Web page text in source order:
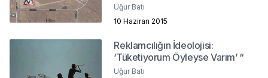
Uğur Batı
10 Haziran 2015
Reklamcılığın İdeolojisi:
‘Tüketiyorum Öyleyse Varım’ “
Uğur Batı